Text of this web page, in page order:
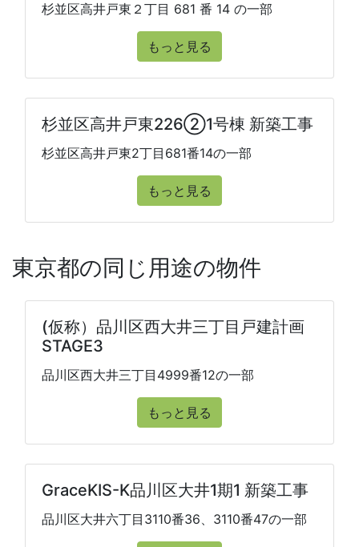
杉並区高井戸東２丁目 681 番 14 の一部
もっと見る
杉並区高井戸東226②1号棟 新築工事
杉並区高井戸東2丁目681番14の一部
もっと見る
東京都の同じ用途の物件
(仮称）品川区西大井三丁目戸建計画
STAGE3
品川区西大井三丁目4999番12の一部
もっと見る
GraceKIS-K品川区大井1期1 新築工事
品川区大井六丁目3110番36、3110番47の一部